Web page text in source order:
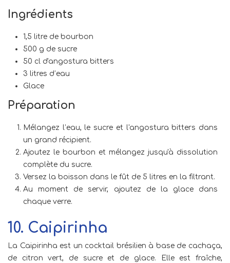
Ingrédients
1,5 litre de bourbon
500 g de sucre
50 cl d'angostura bitters
3 litres d’eau
Glace
Préparation
Mélangez l’eau, le sucre et l'angostura bitters dans
un grand récipient.
Ajoutez le bourbon et mélangez jusqu'à dissolution
complète du sucre.
Versez la boisson dans le fût de 5 litres en la filtrant.
Au moment de servir, ajoutez de la glace dans
chaque verre.
10. Caipirinha
La Caipirinha est un cocktail brésilien à base de cachaça,
de citron vert, de sucre et de glace. Elle est fraîche,